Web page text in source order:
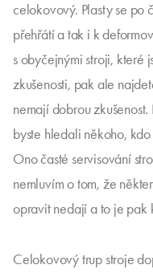
celokovový. Plasty se po
přehřátí a tak i k
s obyčejnými stroji, které
zkušenosti, pak ale
nemají dobrou
byste hledali někoho,
Ono časté servisování
nemluvím o tom, že
opravit nedají a to je pak
Celokovový trup stroje